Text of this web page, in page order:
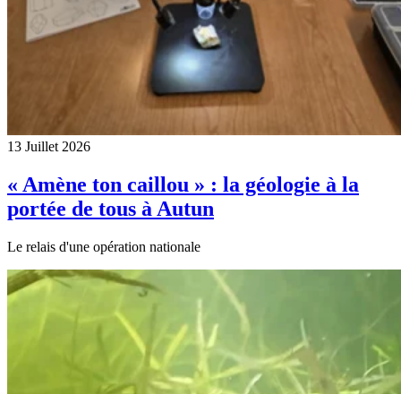
13 Juillet 2026
« Amène ton caillou » : la géologie à la
portée de tous à Autun
Le relais d'une opération nationale